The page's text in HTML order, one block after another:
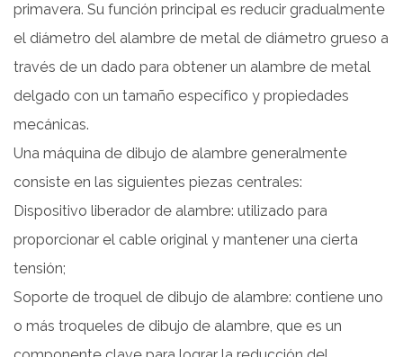
primavera. Su función principal es reducir gradualmente
el diámetro del alambre de metal de diámetro grueso a
través de un dado para obtener un alambre de metal
delgado con un tamaño específico y propiedades
mecánicas.
Una máquina de dibujo de alambre generalmente
consiste en las siguientes piezas centrales:
Dispositivo liberador de alambre: utilizado para
proporcionar el cable original y mantener una cierta
tensión;
Soporte de troquel de dibujo de alambre: contiene uno
o más troqueles de dibujo de alambre, que es un